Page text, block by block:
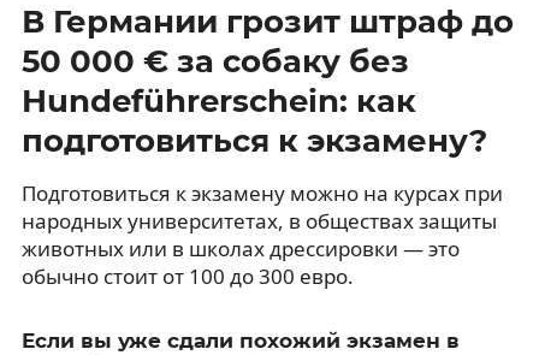
В Германии грозит штраф до
50 000 € за собаку без
Hundeführerschein: как
подготовиться к экзамену?
Подготовиться к экзамену можно на курсах при
народных университетах, в обществах защиты
животных или в школах дрессировки — это
обычно стоит от 100 до 300 евро.
Если вы уже сдали похожий экзамен в